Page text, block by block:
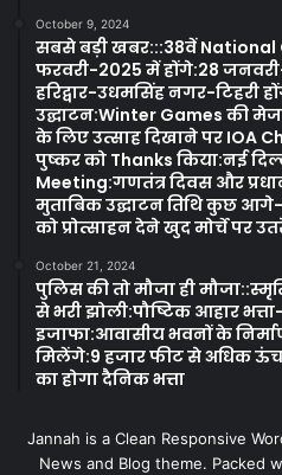
October 9, 2024
सबसे बड़ी खबर:::38वें National
फरवरी-2025 में होंगे:28
हरिद्वार-उधमसिंह नगर-टिहरी
उद्घाटन:Winter Games की
के लिए उत्साह दिखाने पर IOA
पुष्कर को Thanks किया:नई
Meeting:गणतंत्र दिवस और
मुताबिक उद्घाटन तिथि कुछ
को प्रोत्साहन देने खुद मोर्चे पर
October 21, 2024
पुलिस की तो मौजा ही
से भरी झोली:पौष्टिक आहार भत्ता-
इजाफा:आवासीय भवनों के
मिलेंगे:9 हजार फीट से अधिक
का होगा दैनिक भत्ता
Jannah is a Clean Responsive
News and Blog theme. Packed